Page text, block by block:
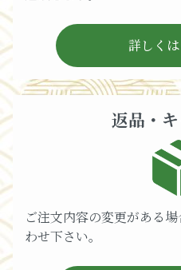
詳しく
返品・
ご注文内容の変更がある
わせ下さい。